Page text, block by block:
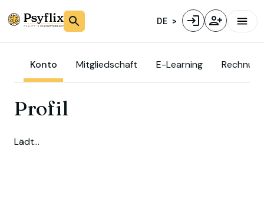
DE
Konto Mitgliedschaft E-Learning Rechnung
Profil
Lädt…